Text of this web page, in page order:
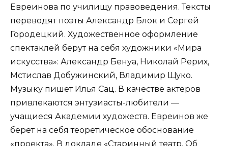
Евреинова по училищу правоведения. Тексты
переводят поэты Александр Блок и Сергей
Городецкий. Художественное оформление
спектаклей берут на себя художники «Мира
искусства»: Александр Бенуа, Николай Рерих,
Мстислав Добужинский, Владимир Щуко.
Музыку пишет Илья Сац. В качестве актеров
привлекаются энтузиасты-любители —
учащиеся Академии художеств. Евреинов же
берет на себя теоретическое обоснование
«проекта». В докладе «Старинный театр. Об